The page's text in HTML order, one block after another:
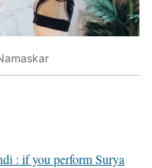
: if you perform Surya